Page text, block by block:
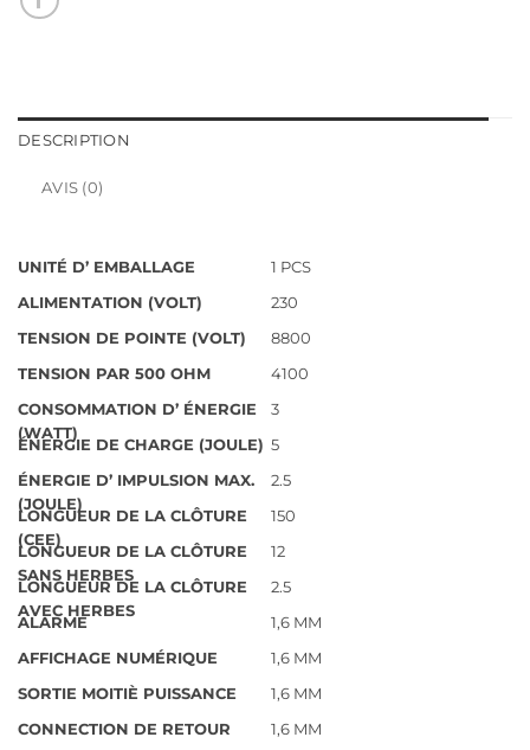
DESCRIPTION
AVIS (0)
UNITÉ D’ EMBALLAGE
1 PCS
ALIMENTATION (VOLT)
230
TENSION DE POINTE (VOLT)
8800
TENSION PAR 500 OHM
4100
CONSOMMATION D’ ÉNERGIE
(WATT)
3
ÉNERGIE DE CHARGE (JOULE) 5
ÉNERGIE D’ IMPULSION MAX.
(JOULE)
2.5
LONGUEUR DE LA CLÔTURE
(CEE)
150
LONGUEUR DE LA CLÔTURE
SANS HERBES
12
LONGUEUR DE LA CLÔTURE
AVEC HERBES
2.5
ALARME
1,6 MM
AFFICHAGE NUMÉRIQUE
1,6 MM
SORTIE MOITIÈ PUISSANCE
1,6 MM
CONNECTION DE RETOUR
1,6 MM